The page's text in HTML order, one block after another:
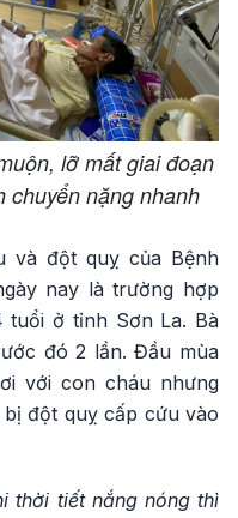
lỡ mất giai đoạn
chuyển nặng nhanh
và đột quỵ của Bệnh
nay là trường hợp
tuổi ở tỉnh Sơn La. Bà
đó 2 lần. Đầu mùa
với con cháu nhưng
đột quỵ cấp cứu vào
thời tiết nắng nóng thì